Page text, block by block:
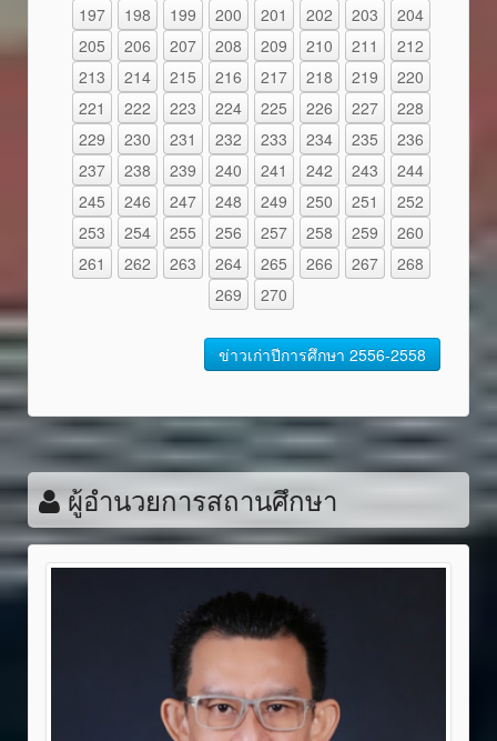
197
198 199 200 201 202 203
204
205
206 207 208 209 210 211
212
213
214 215 216 217 218 219
220
221
222 223 224 225 226 227
228
229
230 231 232 233 234 235
236
237
238 239 240 241 242 243
244
245
246 247 248 249 250 251
252
253
254 255 256 257 258 259
260
261
262 263 264 265 266 267
268
269
270
ข่าวเก่าปีการศึกษา 2556-2558
ผู้อำนวยการสถานศึกษา